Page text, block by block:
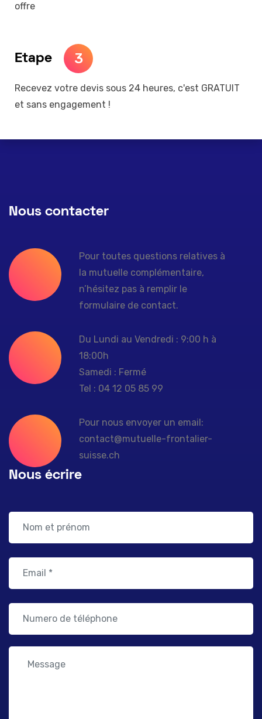
offre
Etape 3
Recevez votre devis sous 24 heures, c'est GRATUIT
et sans engagement !
Nous contacter
Pour toutes questions relatives à
la mutuelle complémentaire,
n’hésitez pas à remplir le
formulaire de contact.
Du Lundi au Vendredi : 9:00 h à
18:00h
Samedi : Fermé
Tel : 04 12 05 85 99
Pour nous envoyer un email:
contact@mutuelle-frontalier-
suisse.ch
Nous écrire